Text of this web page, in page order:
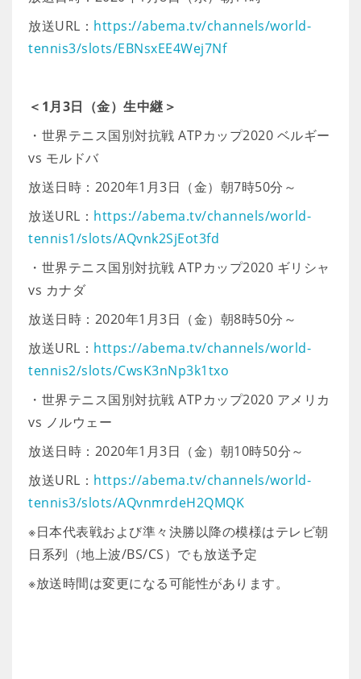
放送URL： https://abema.tv/channels/world-
tennis3/slots/EBNsxEE4Wej7Nf
＜1月3日（金）生中継＞
・世界テニス国別対抗戦 ATPカップ2020 ベルギー
vs モルドバ
放送日時：2020年1月3日（金）朝7時50分～
放送URL： https://abema.tv/channels/world-
tennis1/slots/AQvnk2SjEot3fd
・世界テニス国別対抗戦 ATPカップ2020 ギリシャ
vs カナダ
放送日時：2020年1月3日（金）朝8時50分～
放送URL： https://abema.tv/channels/world-
tennis2/slots/CwsK3nNp3k1txo
・世界テニス国別対抗戦 ATPカップ2020 アメリカ
vs ノルウェー
放送日時：2020年1月3日（金）朝10時50分～
放送URL： https://abema.tv/channels/world-
tennis3/slots/AQvnmrdeH2QMQK
※日本代表戦および準々決勝以降の模様はテレビ朝
日系列（地上波/BS/CS）でも放送予定
※放送時間は変更になる可能性があります。